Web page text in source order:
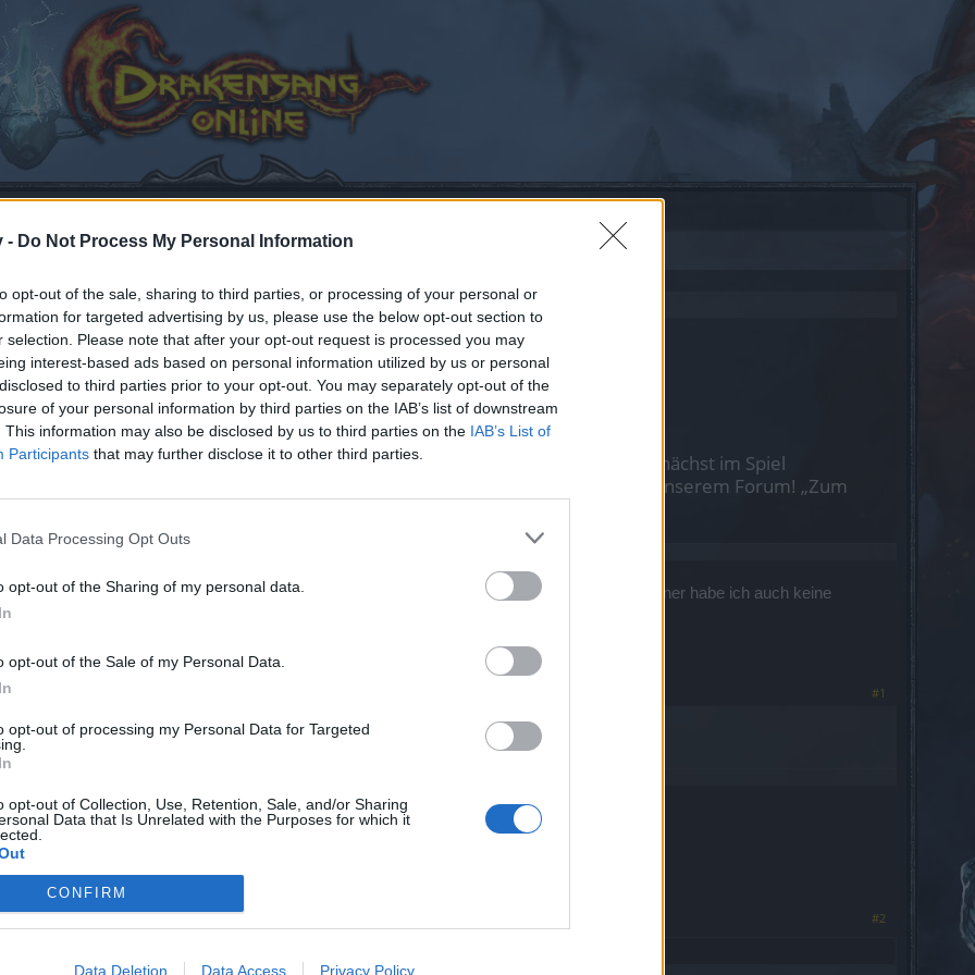
- Do Not Process My Personal Information
opt-out of the sale, sharing to third parties, or processing of your personal or
for targeted advertising by us, please use the below opt-out section to
selection. Please note that after your opt-out request is processed you may
interest-based ads based on personal information utilized by us or personal
to third parties prior to your opt-out. You may separately opt-out of the
of your personal information by third parties on the IAB’s list of downstream
This information may also be disclosed by us to third parties on the IAB’s List of
Participants that may further disclose it to other third parties.
Data Processing Opt Outs
opt-out of the Sharing of my personal data.
opt-out of the Sale of my Personal Data.
opt-out of processing my Personal Data for Targeted
opt-out of Collection, Use, Retention, Sale, and/or Sharing
Data that Is Unrelated with the Purposes for which it
CONFIRM
Data Deletion Data Access Privacy Policy
29 April 2024.
teilnehmen oder eigene Themen starten möchtest, musst Du Dich bitte zunächst im Spiel
bitte registriere Dich neu. Wir freuen uns auf Deinen nächsten Besuch in unserem Forum! „Zum
PVP mehr gespielt (bin aufstrebender Ordensritter, Zwerg).
gegen stärkere Gegner sehe ich das noch ein, aber gegen wesentliche schwächere Gegner habe ich auch keine
Ohren, die DK rennen mich um und der Magier schießt einmal auf mich und ich falle um.
muss. Danke
#1
und schlürf in Ruhe deinen Kaffee/Tee/Divers
#2